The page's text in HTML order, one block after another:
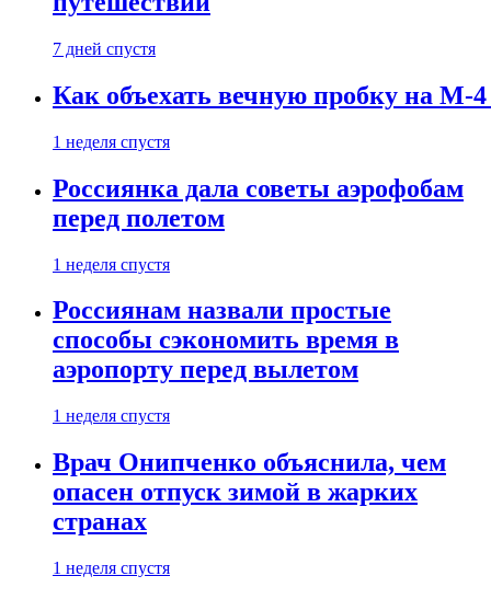
7 дней спустя
Как объехать вечную пробку на М-
1 неделя спустя
Россиянка дала советы аэрофобам
перед полетом
1 неделя спустя
Россиянам назвали простые
способы сэкономить время в
аэропорту перед вылетом
1 неделя спустя
Врач Онипченко объяснила, чем
опасен отпуск зимой в жарких
странах
1 неделя спустя